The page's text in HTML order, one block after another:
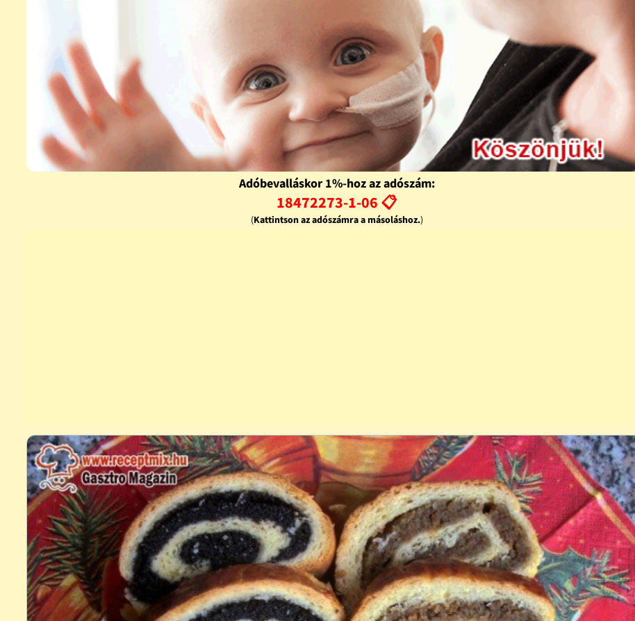
Adóbevalláskor 1%-hoz az adószám:
18472273-1-06 📋
(Kattintson az adószámra a másoláshoz.)